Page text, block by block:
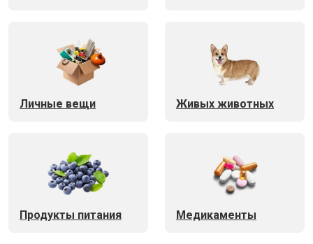
Личные вещи Живых животных
Продукты питания Медикаменты